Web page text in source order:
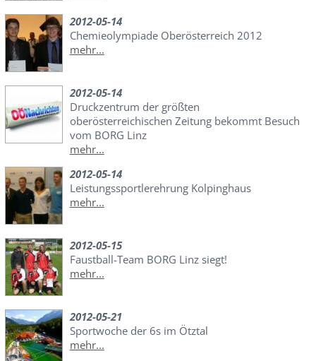
2012-05-14
Chemieolympiade Oberösterreich 2012
mehr...
2012-05-14
Druckzentrum der größten
oberösterreichischen Zeitung bekommt Besuch
vom BORG Linz
mehr...
2012-05-14
Leistungssportlerehrung Kolpinghaus
mehr...
2012-05-15
Faustball-Team BORG Linz siegt!
mehr...
2012-05-21
Sportwoche der 6s im Ötztal
mehr...